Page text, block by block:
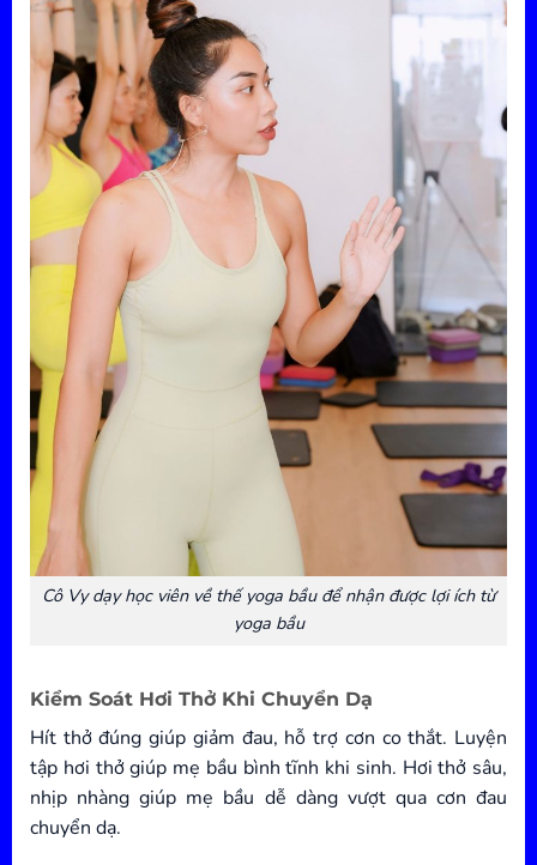
Cô Vy dạy học viên về thế yoga bầu để nhận được lợi ích từ
yoga bầu
Kiểm Soát Hơi Thở Khi Chuyển Dạ
Hít thở đúng giúp giảm đau, hỗ trợ cơn co thắt. Luyện
tập hơi thở giúp mẹ bầu bình tĩnh khi sinh. Hơi thở sâu,
nhịp nhàng giúp mẹ bầu dễ dàng vượt qua cơn đau
chuyển dạ.